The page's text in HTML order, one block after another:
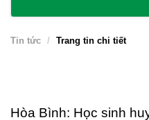
Tin tức Trang tin chi tiết
Hòa Bình: Học sinh